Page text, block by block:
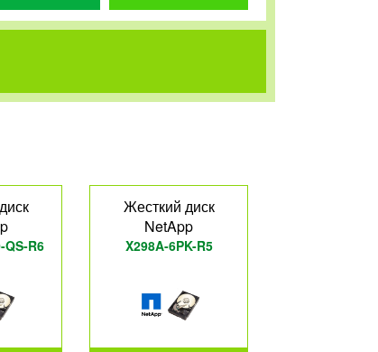
QS-R6
Жесткий диск
NetApp
X298A-6PK-R5